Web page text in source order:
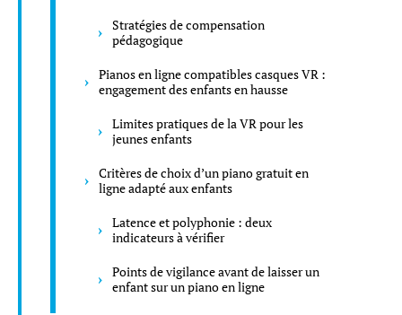
Stratégies de compensation
pédagogique
Pianos en ligne compatibles casques VR :
engagement des enfants en hausse
Limites pratiques de la VR pour les
jeunes enfants
Critères de choix d’un piano gratuit en
ligne adapté aux enfants
Latence et polyphonie : deux
indicateurs à vérifier
Points de vigilance avant de laisser un
enfant sur un piano en ligne